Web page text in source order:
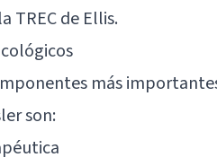
TREC de Ellis.
más
son: